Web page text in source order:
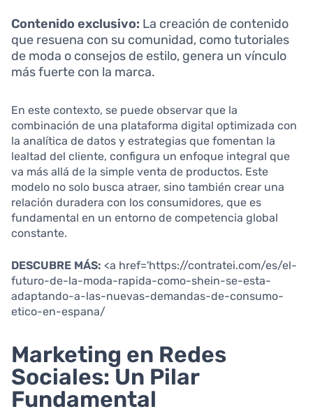
Contenido exclusivo: La creación de contenido
que resuena con su comunidad, como tutoriales
de moda o consejos de estilo, genera un vínculo
más fuerte con la marca.
En este contexto, se puede observar que la
combinación de una plataforma digital optimizada con
la analítica de datos y estrategias que fomentan la
lealtad del cliente, configura un enfoque integral que
va más allá de la simple venta de productos. Este
modelo no solo busca atraer, sino también crear una
relación duradera con los consumidores, que es
fundamental en un entorno de competencia global
constante.
DESCUBRE MÁS: <a href='https://contratei.com/es/el-
futuro-de-la-moda-rapida-como-shein-se-esta-
adaptando-a-las-nuevas-demandas-de-consumo-
etico-en-espana/
Marketing en Redes
Sociales: Un Pilar
Fundamental